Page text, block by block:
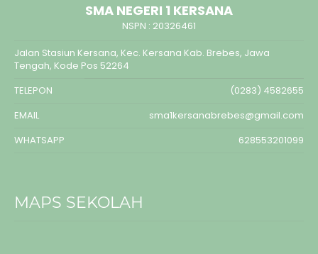
SMA NEGERI 1 KERSANA
NSPN : 20326461
Jalan Stasiun Kersana, Kec. Kersana Kab. Brebes, Jawa
Tengah, Kode Pos 52264
TELEPON
(0283) 4582655
EMAIL
sma1kersanabrebes@gmail.com
WHATSAPP
628553201099
MAPS SEKOLAH